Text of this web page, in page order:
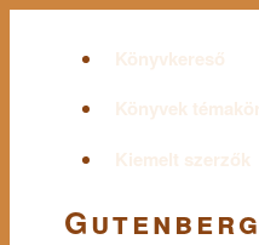
Könyvkereső
Könyvek
Kiemelt szerzők